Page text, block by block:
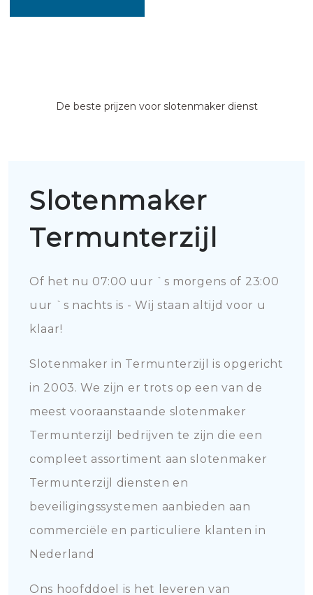
De beste prijzen voor slotenmaker dienst
Slotenmaker
Termunterzijl
Of het nu 07:00 uur `s morgens of 23:00
uur `s nachts is - Wij staan altijd voor u
klaar!
Slotenmaker in Termunterzijl is opgericht
in 2003. We zijn er trots op een van de
meest vooraanstaande slotenmaker
Termunterzijl bedrijven te zijn die een
compleet assortiment aan slotenmaker
Termunterzijl diensten en
beveiligingssystemen aanbieden aan
commerciële en particuliere klanten in
Nederland
Ons hoofddoel is het leveren van